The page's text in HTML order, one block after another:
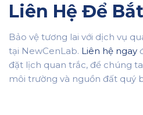
Liên Hệ Để
Bảo vệ tương lai với dịch vụ
tại NewCenLab. Liên hệ ngay
đặt lịch quan trắc, để chúng
môi trường và nguồn đất quý